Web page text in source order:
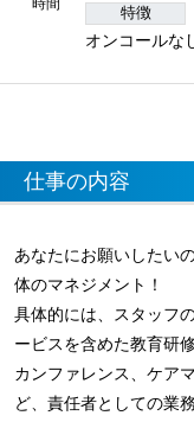
特徴
オンコールな
仕事の内容
あなたにお願いしたい
体のマネジメント！
具体的には、スタッフ
ービスを含めた教育研
カンファレンス、ケア
ど、責任者としての業